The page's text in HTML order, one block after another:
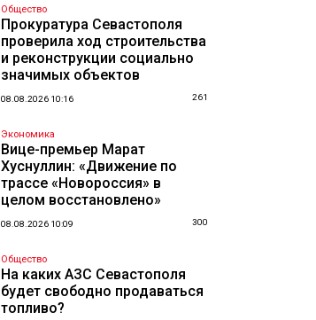
Общество
Прокуратура Севастополя
проверила ход строительства
и реконструкции социально
значимых объектов
08.08.2026 10:16 261
Экономика
Вице-премьер Марат
Хуснуллин: «Движение по
трассе «Новороссия» в
целом восстановлено»
08.08.2026 10:09 300
Общество
На каких АЗС Севастополя
будет свободно продаваться
топливо?